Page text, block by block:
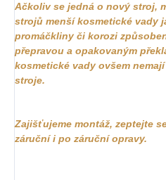
Ačkoliv se jedná o nový stroj,
strojů menší kosmetické vady
promáčkliny či korozi
přepravou a opakovaným
kosmetické vady ovšem
stroje.
Zajišťujeme montáž, zeptejte
záruční i po záruční opravy.